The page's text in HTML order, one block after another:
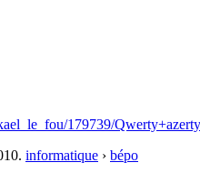
179739/
. informatique › bépo